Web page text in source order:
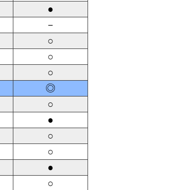
●
－
○
○
○
◎
○
●
○
○
●
○